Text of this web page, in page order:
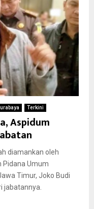
Terkini
Aspidum
diamankan oleh
Pidana Umum
Timur, Joko Budi
jabatannya.